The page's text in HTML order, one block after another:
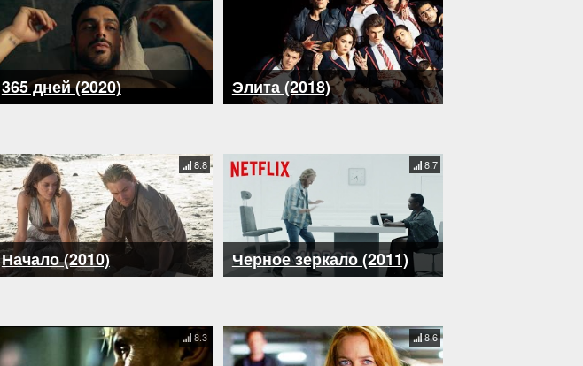
365 дней (2020) Элита (2018)
Начало (2010)
8.8
Черное зеркало (2011)
8.7
8.3 8.6